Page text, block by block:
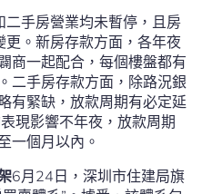
手房營業均未暫停，且房
。新房存款方面，各年夜
商一起配合，每個樓盤都有
二手房存款方面，除路況銀
有緊缺，放款周期有必定延
現影響不年夜，放款周期
一個月以內。
6月24日，深圳市住建局旗